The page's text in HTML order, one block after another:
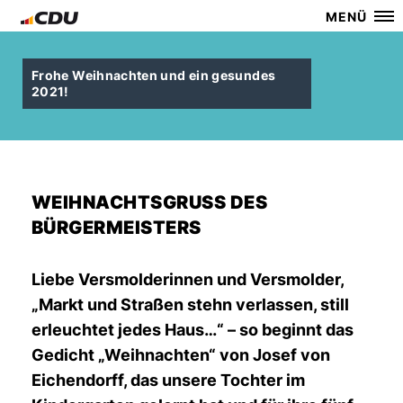
MENÜ
Frohe Weihnachten und ein gesundes
2021!
WEIHNACHTSGRUSS DES B
ÜRGERMEISTERS
Liebe Versmolderinnen und Versmolder,
Markt und Straßen stehn verlassen, still
erleuchtet jedes Haus…“ – so beginnt das
Gedicht „Weihnachten“ von Josef von
Eichendorff, das unsere Tochter im